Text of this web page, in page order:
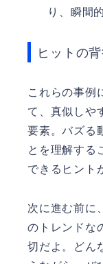
り、瞬間
ヒットの
これらの事例
て、真似しや
要素。バズる
とを理解する
できるヒント
次に進む前に
のトレンドな
切だよ。どん